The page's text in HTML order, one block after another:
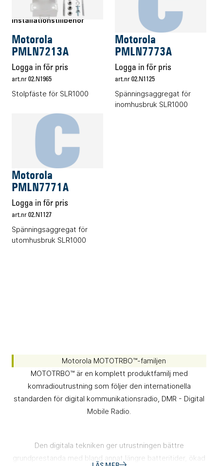
Installationstillbehör
Motorola
PMLN7213A
Logga in för pris
art.nr 02.N1965
Stolpfäste för SLR1000
Energitillbehör
Motorola
PMLN7773A
Logga in för pris
art.nr 02.N1125
Spänningsaggregat för
inomhusbruk SLR1000
Energitillbehör
Motorola
PMLN7771A
Logga in för pris
art.nr 02.N1127
Spänningsaggregat för
utomhusbruk SLR1000
Motorola MOTOTRBO™-familjen
MOTOTRBO™ är en komplett produktfamilj med
komradioutrustning som följer den internationella
standarden för digital kommunikationsradio, DMR - Digital
Mobile Radio.
Den digitala tekniken ger utrustningen bättre
grundprestanda med bland annat längre batteritider, ökad